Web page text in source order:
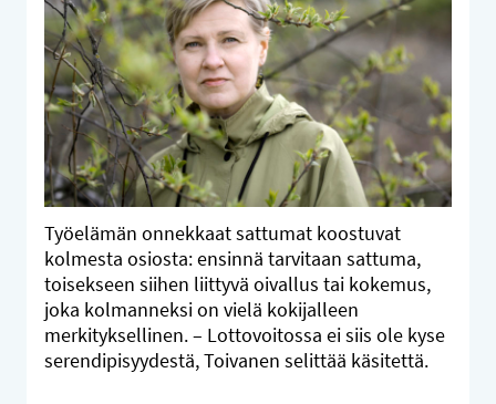
Työelämän onnekkaat sattumat koostuvat
kolmesta osiosta: ensinnä tarvitaan sattuma,
toisekseen siihen liittyvä oivallus tai kokemus,
joka kolmanneksi on vielä kokijalleen
merkityksellinen. – Lottovoitossa ei siis ole kyse
serendipisyydestä, Toivanen selittää käsitettä.